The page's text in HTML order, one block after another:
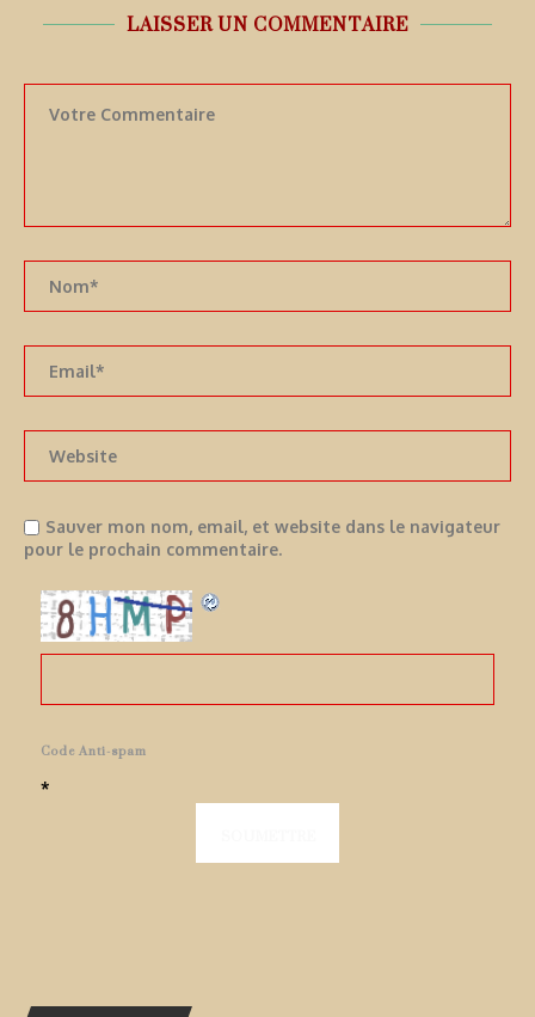
LAISSER UN COMMENTAIRE
Sauver mon nom, email, et website dans le navigateur
pour le prochain commentaire.
Code Anti-spam
*